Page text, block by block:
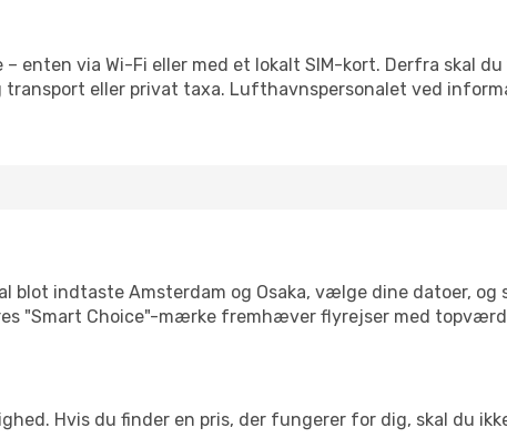
enten via Wi-Fi eller med et lokalt SIM-kort. Derfra skal
eller privat taxa. Lufthavnspersonalet ved
blot indtaste Amsterdam og Osaka, vælge dine datoer, og
"Smart Choice"-mærke fremhæver flyrejser med
Hvis du finder en pris, der fungerer for dig, skal du